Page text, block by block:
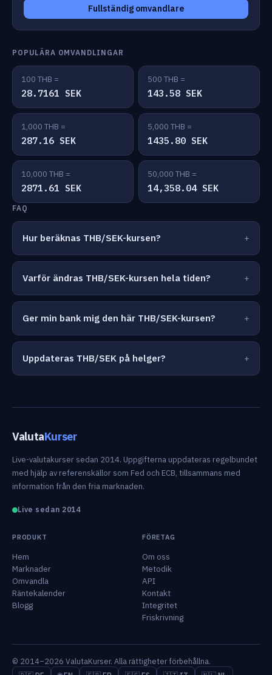
Fullständig omvandlare
POPULÄRA OMVANDLINGAR
100 THB =
28.7161 SEK
500 THB =
143.58 SEK
1,000 THB =
287.16 SEK
5,000 THB =
1435.80 SEK
10,000 THB =
2871.61 SEK
50,000 THB =
14,358.04 SEK
FAQ
Hur beräknas THB/SEK-kursen?
Varför ändras THB/SEK-kursen hela tiden?
Ger min bank mig den här THB/SEK-kursen?
Uppdateras THB/SEK på helger?
ValutaKurser
Live-valutakurser sedan 2014. Uppgifterna uppdateras regelbundet
med hjälp av referenskällor som Fed och ECB, tillsammans med
information från den fria marknaden.
Live sedan 2014
PRODUKT
Hem
Marknader
Omvandla
Räntekalender
Blogg
FÖRETAG
Om oss
Metodik
API
Kontakt
Integritet
Friskrivning
© 2014–2026 ValutaKurser. Alla rättigheter förbehållna.